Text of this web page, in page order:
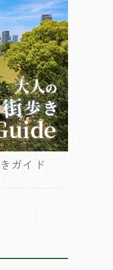
ガイド